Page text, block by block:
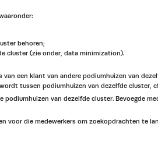
behoren;
cluster (zie onder, data minimization).
een klant van andere podiumhuizen van
tussen podiumhuizen van dezelfde cluster,
van dezelfde cluster. Bevoegde
die medewerkers om zoekopdrachten te